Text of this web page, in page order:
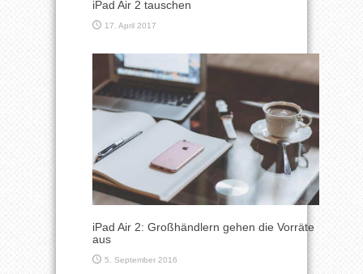
iPad Air 2 tauschen
17. April 2017
iPad Air 2: Großhändlern gehen die Vorräte
aus
5. September 2016